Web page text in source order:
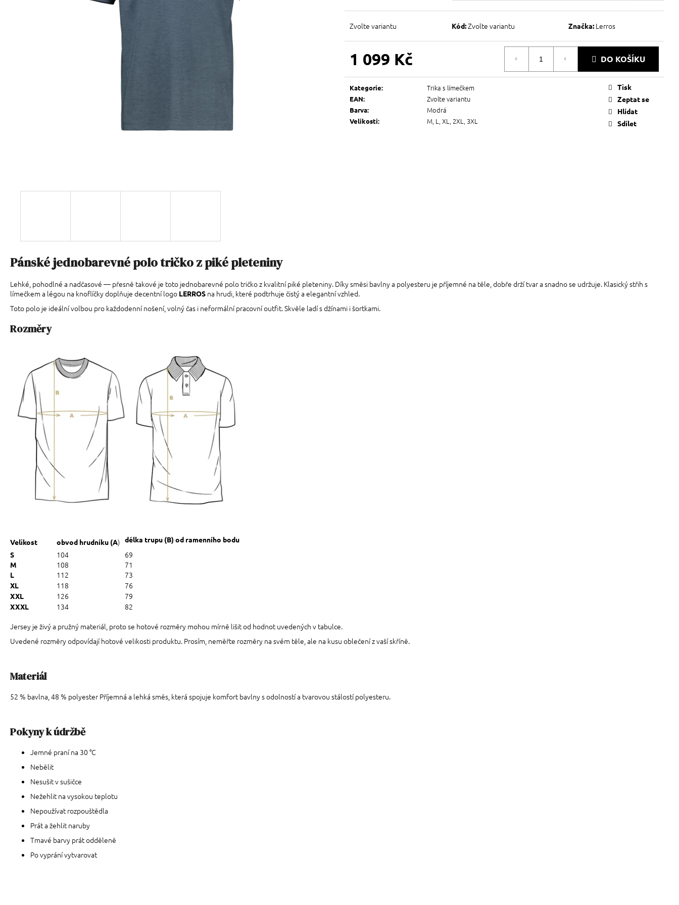
Zvolte variantu Kód:Zvolte variantu Značka: Lerros
1 099 Kč DO KOŠÍKU
Kategorie: Trika s límečkem
EAN: Zvolte variantu
Barva: Modrá
Velikosti: M, L, XL, 2XL, 3XL
Tisk
Zeptat se
Hlídat
Sdílet
Pánské jednobarevné polo tričko z piké pleteniny
Lehké, pohodlné a nadčasové — přesně takové je toto jednobarevné polo tričko z kvalitní piké pleteniny. Díky směsi bavlny a polyesteru je příjemné na těle, dobře drží tvar a snadno se udržuje. Klasický střih s
límečkem a légou na knoflíčky doplňuje decentní logo LERROS na hrudi, které podtrhuje čistý a elegantní vzhled.
Toto polo je ideální volbou pro každodenní nošení, volný čas i neformální pracovní outfit. Skvěle ladí s džínami i šortkami.
Rozměry
Velikost obvod hrudníku (A) délka trupu (B) od ramenního bodu
S
104 69
M 108 71
L 112 73
XL 118 76
XXL 126 79
XXXL 134
82
Jersey je živý a pružný materiál, proto se hotové rozměry mohou mírně lišit od hodnot uvedených v tabulce.
Uvedené rozměry odpovídají hotové velikosti produktu. Prosím, neměřte rozměry na svém těle, ale na kusu oblečení z vaší skříně.
Materiál
52 % bavlna, 48 % polyester Příjemná a lehká směs, která spojuje komfort bavlny s odolností a tvarovou stálostí polyesteru.
Pokyny k údržbě
Jemné praní na 30 °C
Nebělit
Nesušit v sušičce
Nežehlit na vysokou teplotu
Nepoužívat rozpouštědla
Prát a žehlit naruby
Tmavé barvy prát odděleně
Po vyprání vytvarovat